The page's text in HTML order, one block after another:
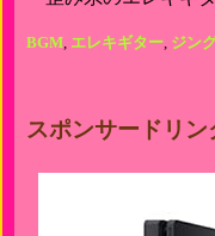
BGM, エレキギター, ジン
スポンサードリン